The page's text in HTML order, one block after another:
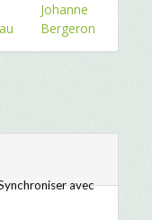
Johanne
Bergeron
avec